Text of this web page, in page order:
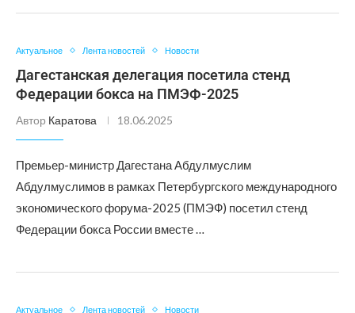
Актуальное Лента новостей Новости
Дагестанская делегация посетила стенд
Федерации бокса на ПМЭФ-2025
Автор Каратова 18.06.2025
Премьер-министр Дагестана Абдулмуслим
Абдулмуслимов в рамках Петербургского международного
экономического форума-2025 (ПМЭФ) посетил стенд
Федерации бокса России вместе …
Актуальное Лента новостей Новости